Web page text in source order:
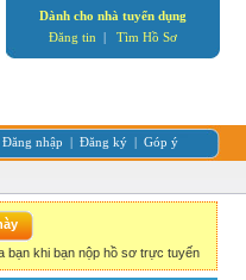
Dành cho nhà tuyển dụng
Đăng tin | Tìm Hồ Sơ
Đăng nhập | Đăng ký | Góp ý
bạn khi bạn nộp hồ sơ trực tuyến